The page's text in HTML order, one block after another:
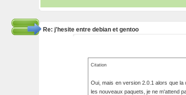
Re: j'hesite entre debian et gentoo
Citation
Oui, mais en version 2.0.1 alors que
les nouveaux paquets, je ne m'attend